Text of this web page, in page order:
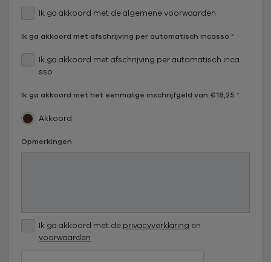
Ik ga akkoord met de algemene voorwaarden
Ik ga akkoord met afschrijving per automatisch incasso
Ik ga akkoord met afschrijving per automatisch inca
sso
Ik ga akkoord met het eenmalige inschrijfgeld van €18,25
Akkoord
Opmerkingen
Ik ga akkoord met de privacyverklaring en
voorwaarden